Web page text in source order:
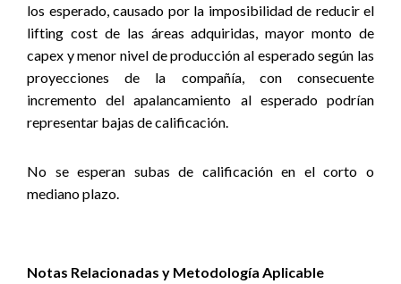
los esperado, causado por la imposibilidad de reducir el
lifting cost de las áreas adquiridas, mayor monto de
capex y menor nivel de producción al esperado según las
proyecciones de la compañía, con consecuente
incremento del apalancamiento al esperado podrían
representar bajas de calificación.
No se esperan subas de calificación en el corto o
mediano plazo.
Notas Relacionadas y Metodología Aplicable